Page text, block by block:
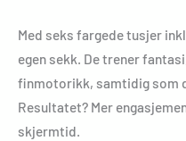
Med seks fargede tusjer
egen sekk. De trener
finmotorikk, samtidig som
Resultatet? Mer
skjermtid.